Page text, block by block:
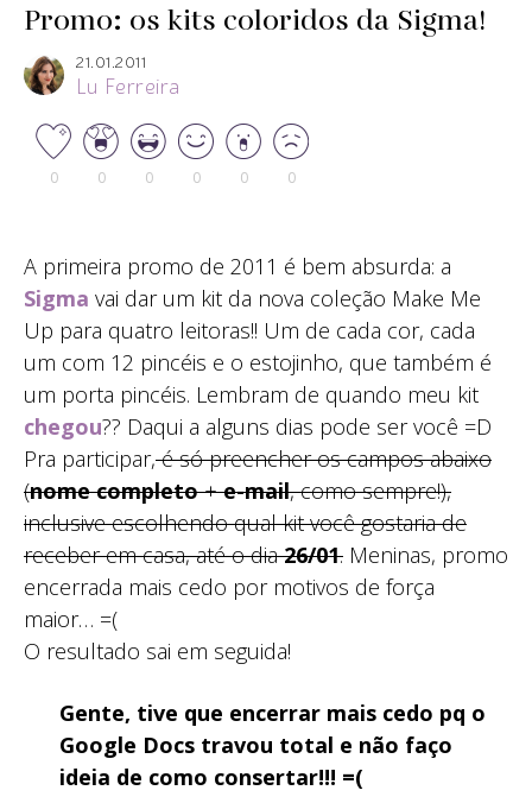
Promo: os kits coloridos da Sigma!
21.01.2011
Lu Ferreira
0 0 0 0 0 0
A primeira promo de 2011 é bem absurda: a
Sigma vai dar um kit da nova coleção Make Me
Up para quatro leitoras!! Um de cada cor, cada
um com 12 pincéis e o estojinho, que também é
um porta pincéis. Lembram de quando meu kit
chegou?? Daqui a alguns dias pode ser você =D
Pra participar,é só preencher os campos abaixo
(nome completo+e-mail, como sempre!),
inclusive escolhendo qual kit você gostaria de
receber em casa, até o dia26/01. Meninas, promo
encerrada mais cedo por motivos de força
maior… =(
O resultado sai em seguida!
Gente, tive que encerrar mais cedo pq o
Google Docs travou total e não faço
ideia de como consertar!!! =(